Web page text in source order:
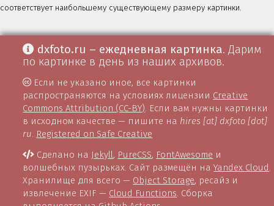
соответствует наибольшему существующему размеру картинки.
dxfoto.ru – ежедневная картинка. Дарим
по картинке в день из наших архивов.
Если не указано иное, все картинки
распространяются на условиях лицензии Creative
Commons Attribution (CC-BY). Если вам нужны картинки
в исходном качестве — пишите на hires [at] dxfoto [dot]
ru. Registered on Safe Creative
Сделано на Jekyll, PureCSS, FontAwesome и
волшебных пузырьках. Сайт размещён наYandex Cloud.
Хранилище для всего — Object Storage, ресайз и
извлечение EXIF — Cloud Functions. Сборка